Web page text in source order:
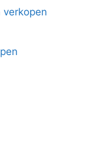
verkopen